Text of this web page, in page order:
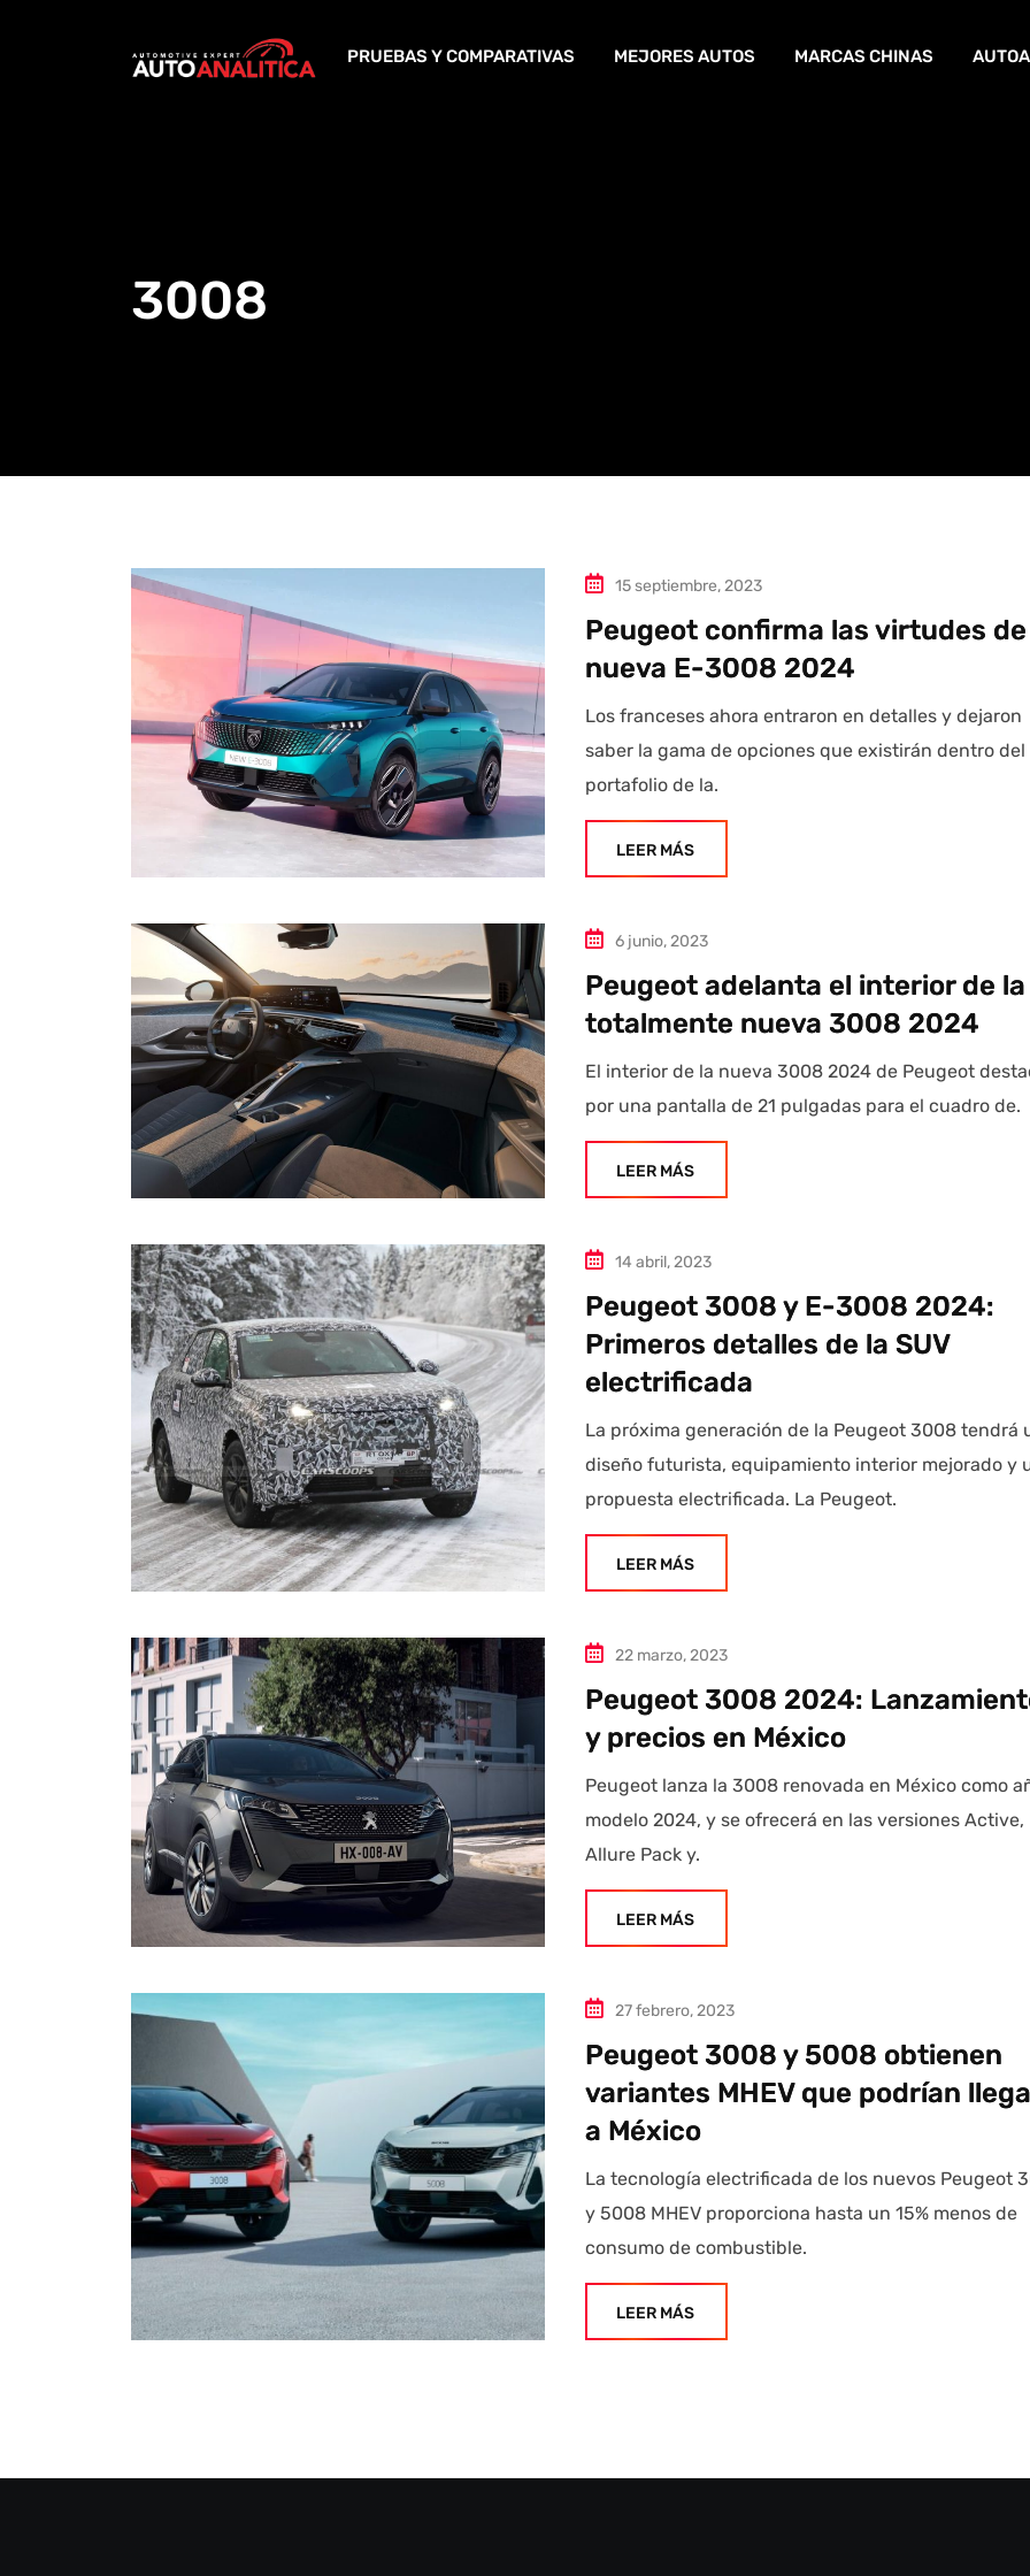
PRUEBAS Y COMPARATIVAS MEJORES AUTOS MARCAS CHINAS
3008
15 septiembre, 2023
Peugeot confirma las virtudes de
nueva E-3008 2024
Los franceses ahora entraron en detalles y dejaron
saber la gama de opciones que existirán dentro del
portafolio de la.
LEER MÁS
6 junio, 2023
Peugeot adelanta el interior de la
totalmente nueva 3008 2024
El interior de la nueva 3008 2024 de Peugeot
por una pantalla de 21 pulgadas para el cuadro de.
LEER MÁS
14 abril, 2023
Peugeot 3008 y E-3008 2024:
Primeros detalles de la SUV
electrificada
La próxima generación de la Peugeot 3008 tendrá
diseño futurista, equipamiento interior mejorado y
propuesta electrificada. La Peugeot.
LEER MÁS
22 marzo, 2023
Peugeot 3008 2024:
y precios en México
Peugeot lanza la 3008 renovada en México como
modelo 2024, y se ofrecerá en las versiones Active,
Allure Pack y.
LEER MÁS
27 febrero, 2023
Peugeot 3008 y 5008 obtienen
variantes MHEV que podrían
a México
La tecnología electrificada de los nuevos Peugeot
y 5008 MHEV proporciona hasta un 15% menos de
consumo de combustible.
LEER MÁS